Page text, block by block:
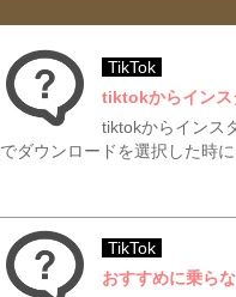
TikTok
tiktokからインス
tiktokからインス
でダウンロードを選択した時
TikTok
おすすめに乗ら